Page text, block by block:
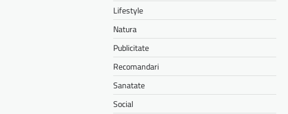
Lifestyle
Natura
Publicitate
Recomandari
Sanatate
Social